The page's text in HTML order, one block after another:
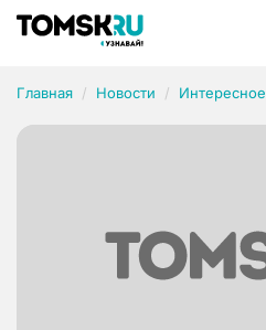
Главная Новости Интересное